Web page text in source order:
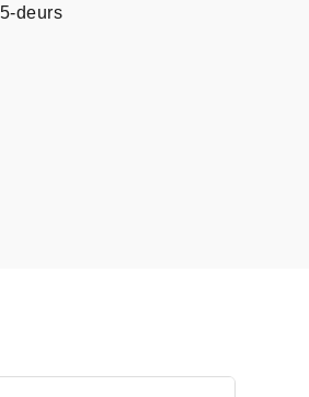
deurs